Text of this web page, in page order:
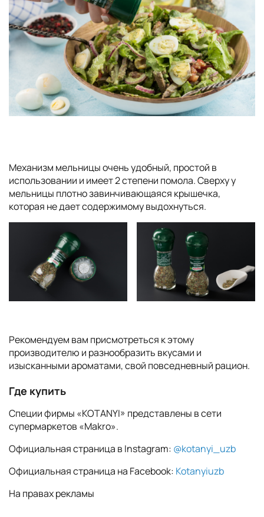
Механизм мельницы очень удобный, простой в
использовании и имеет 2 степени помола. Сверху у
мельницы плотно завинчивающаяся крышечка,
которая не дает содержимому выдохнуться.
Рекомендуем вам присмотреться к этому
производителю и разнообразить вкусами и
изысканными ароматами, свой повседневный рацион.
Где купить
Специи фирмы «KOTANYI» представлены в сети
супермаркетов «Makro».
Официальная страница в Instagram: @kotanyi_uzb
Официальная страница на Facebook: Kotanyiuzb
На правах рекламы